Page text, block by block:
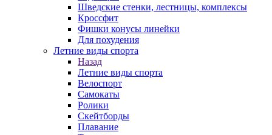
Шведские стенки, лестницы, комплексы
Кроссфит
Фишки конусы линейки
Для похудения
Летние виды спорта
Назад
Летние виды спорта
Велоспорт
Самокаты
Ролики
Скейтборды
Плавание